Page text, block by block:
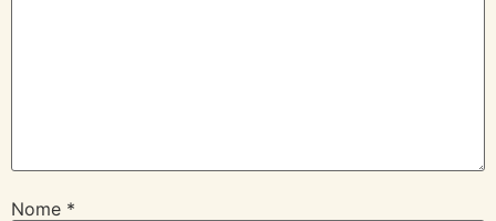
Nome *